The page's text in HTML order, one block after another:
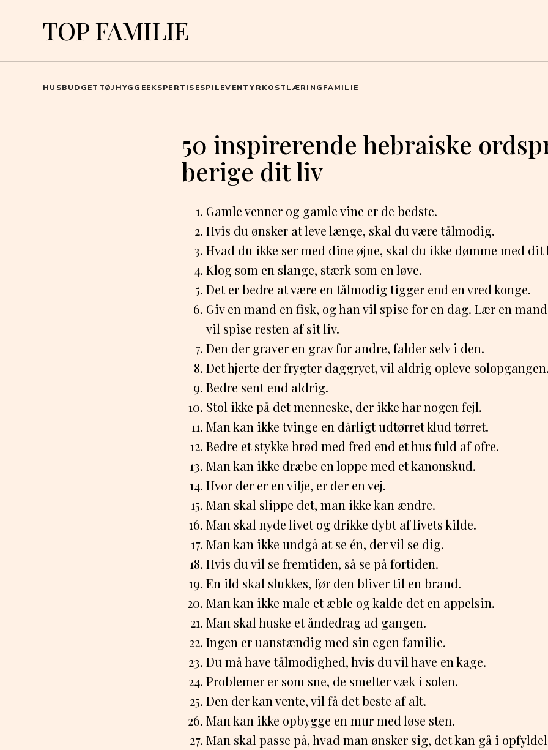
TOP FAMILIE
HUSBUDGET TØJ HYGGEEKSPERTISESPILEVENTYRKOSTLÆRINGFAMILIE
50 inspirerende hebraiske
berige dit liv
Gamle venner og gamle vine er de bedste.
Hvis du ønsker at leve længe, skal du være tålmodig.
Hvad du ikke ser med dine øjne, skal du ikke dømme med dit
Klog som en slange, stærk som en løve.
Det er bedre at være en tålmodig tigger end en vred konge.
Giv en mand en fisk, og han vil spise for en dag. Lær en
vil spise resten af sit liv.
Den der graver en grav for andre, falder selv i den.
Det hjerte der frygter daggryet, vil aldrig opleve
Bedre sent end aldrig.
Stol ikke på det menneske, der ikke har nogen fejl.
Man kan ikke tvinge en dårligt udtørret klud tørret.
Bedre et stykke brød med fred end et hus fuld af ofre.
Man kan ikke dræbe en loppe med et kanonskud.
Hvor der er en vilje, er der en vej.
Man skal slippe det, man ikke kan ændre.
Man skal nyde livet og drikke dybt af livets kilde.
Man kan ikke undgå at se én, der vil se dig.
Hvis du vil se fremtiden, så se på fortiden.
En ild skal slukkes, før den bliver til en brand.
Man kan ikke male et æble og kalde det en appelsin.
Man skal huske et åndedrag ad gangen.
Ingen er uanstændig med sin egen familie.
Du må have tålmodighed, hvis du vil have en kage.
Problemer er som sne, de smelter væk i solen.
Den der kan vente, vil få det beste af alt.
Man kan ikke opbygge en mur med løse sten.
Man skal passe på, hvad man ønsker sig, det kan gå i